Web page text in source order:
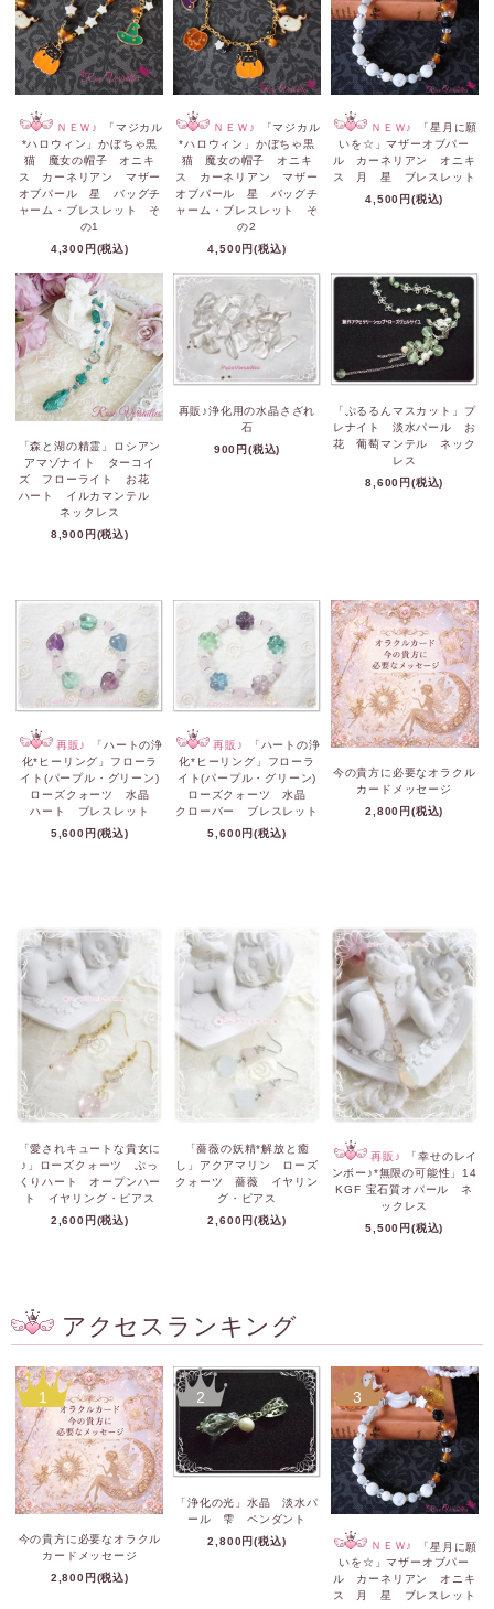
ＮＥＷ♪
「マジカル
*ハロウィン」かぼちゃ黒
猫 魔女の帽子 オニキ
ス カーネリアン マザー
オブパール 星 バッグチ
ャーム・ブレスレット そ
の1
4,300円(税込)
ＮＥＷ♪
「マジカル
*ハロウィン」かぼちゃ黒
猫 魔女の帽子 オニキ
ス カーネリアン マザー
オブパール 星 バッグチ
ャーム・ブレスレット そ
の2
4,500円(税込)
ＮＥＷ♪
「星月に願
いを☆」マザーオブパー
ル カーネリアン オニキ
ス 月 星 ブレスレット
4,500円(税込)
「森と湖の精霊」ロシアン
アマゾナイト ターコイ
ズ フローライト お花
ハート イルカマンテル
ネックレス
8,900円(税込)
再販♪浄化用の水晶さざれ
石
900円(税込)
「ぷるるんマスカット」プ
レナイト 淡水パール お
花 葡萄マンテル ネック
レス
8,600円(税込)
再販♪
「ハートの浄
化*ヒーリング」フローラ
イト(パープル・グリーン)
ローズクォーツ 水晶
ハート ブレスレット
5,600円(税込)
再販♪
「ハートの浄
化*ヒーリング」フローラ
イト(パープル・グリーン)
ローズクォーツ 水晶
クローバー ブレスレット
5,600円(税込)
今の貴方に必要なオラクル
カードメッセージ
2,800円(税込)
「愛されキュートな貴女に
♪」ローズクォーツ ぷっ
くりハート オープンハー
ト イヤリング・ピアス
2,600円(税込)
「薔薇の妖精*解放と癒
し」アクアマリン ローズ
クォーツ 薔薇 イヤリン
グ・ピアス
2,600円(税込)
再販♪
「幸せのレイ
ンボー♪*無限の可能性」14
KGF 宝石質オパール ネ
ックレス
5,500円(税込)
アクセスランキング
1
今の貴方に必要なオラクル
カードメッセージ
2,800円(税込)
2
「浄化の光」水晶 淡水パ
ール 雫 ペンダント
2,800円(税込)
3
ＮＥＷ♪
「星月に願
いを☆」マザーオブパー
ル カーネリアン オニキ
ス 月 星 ブレスレット